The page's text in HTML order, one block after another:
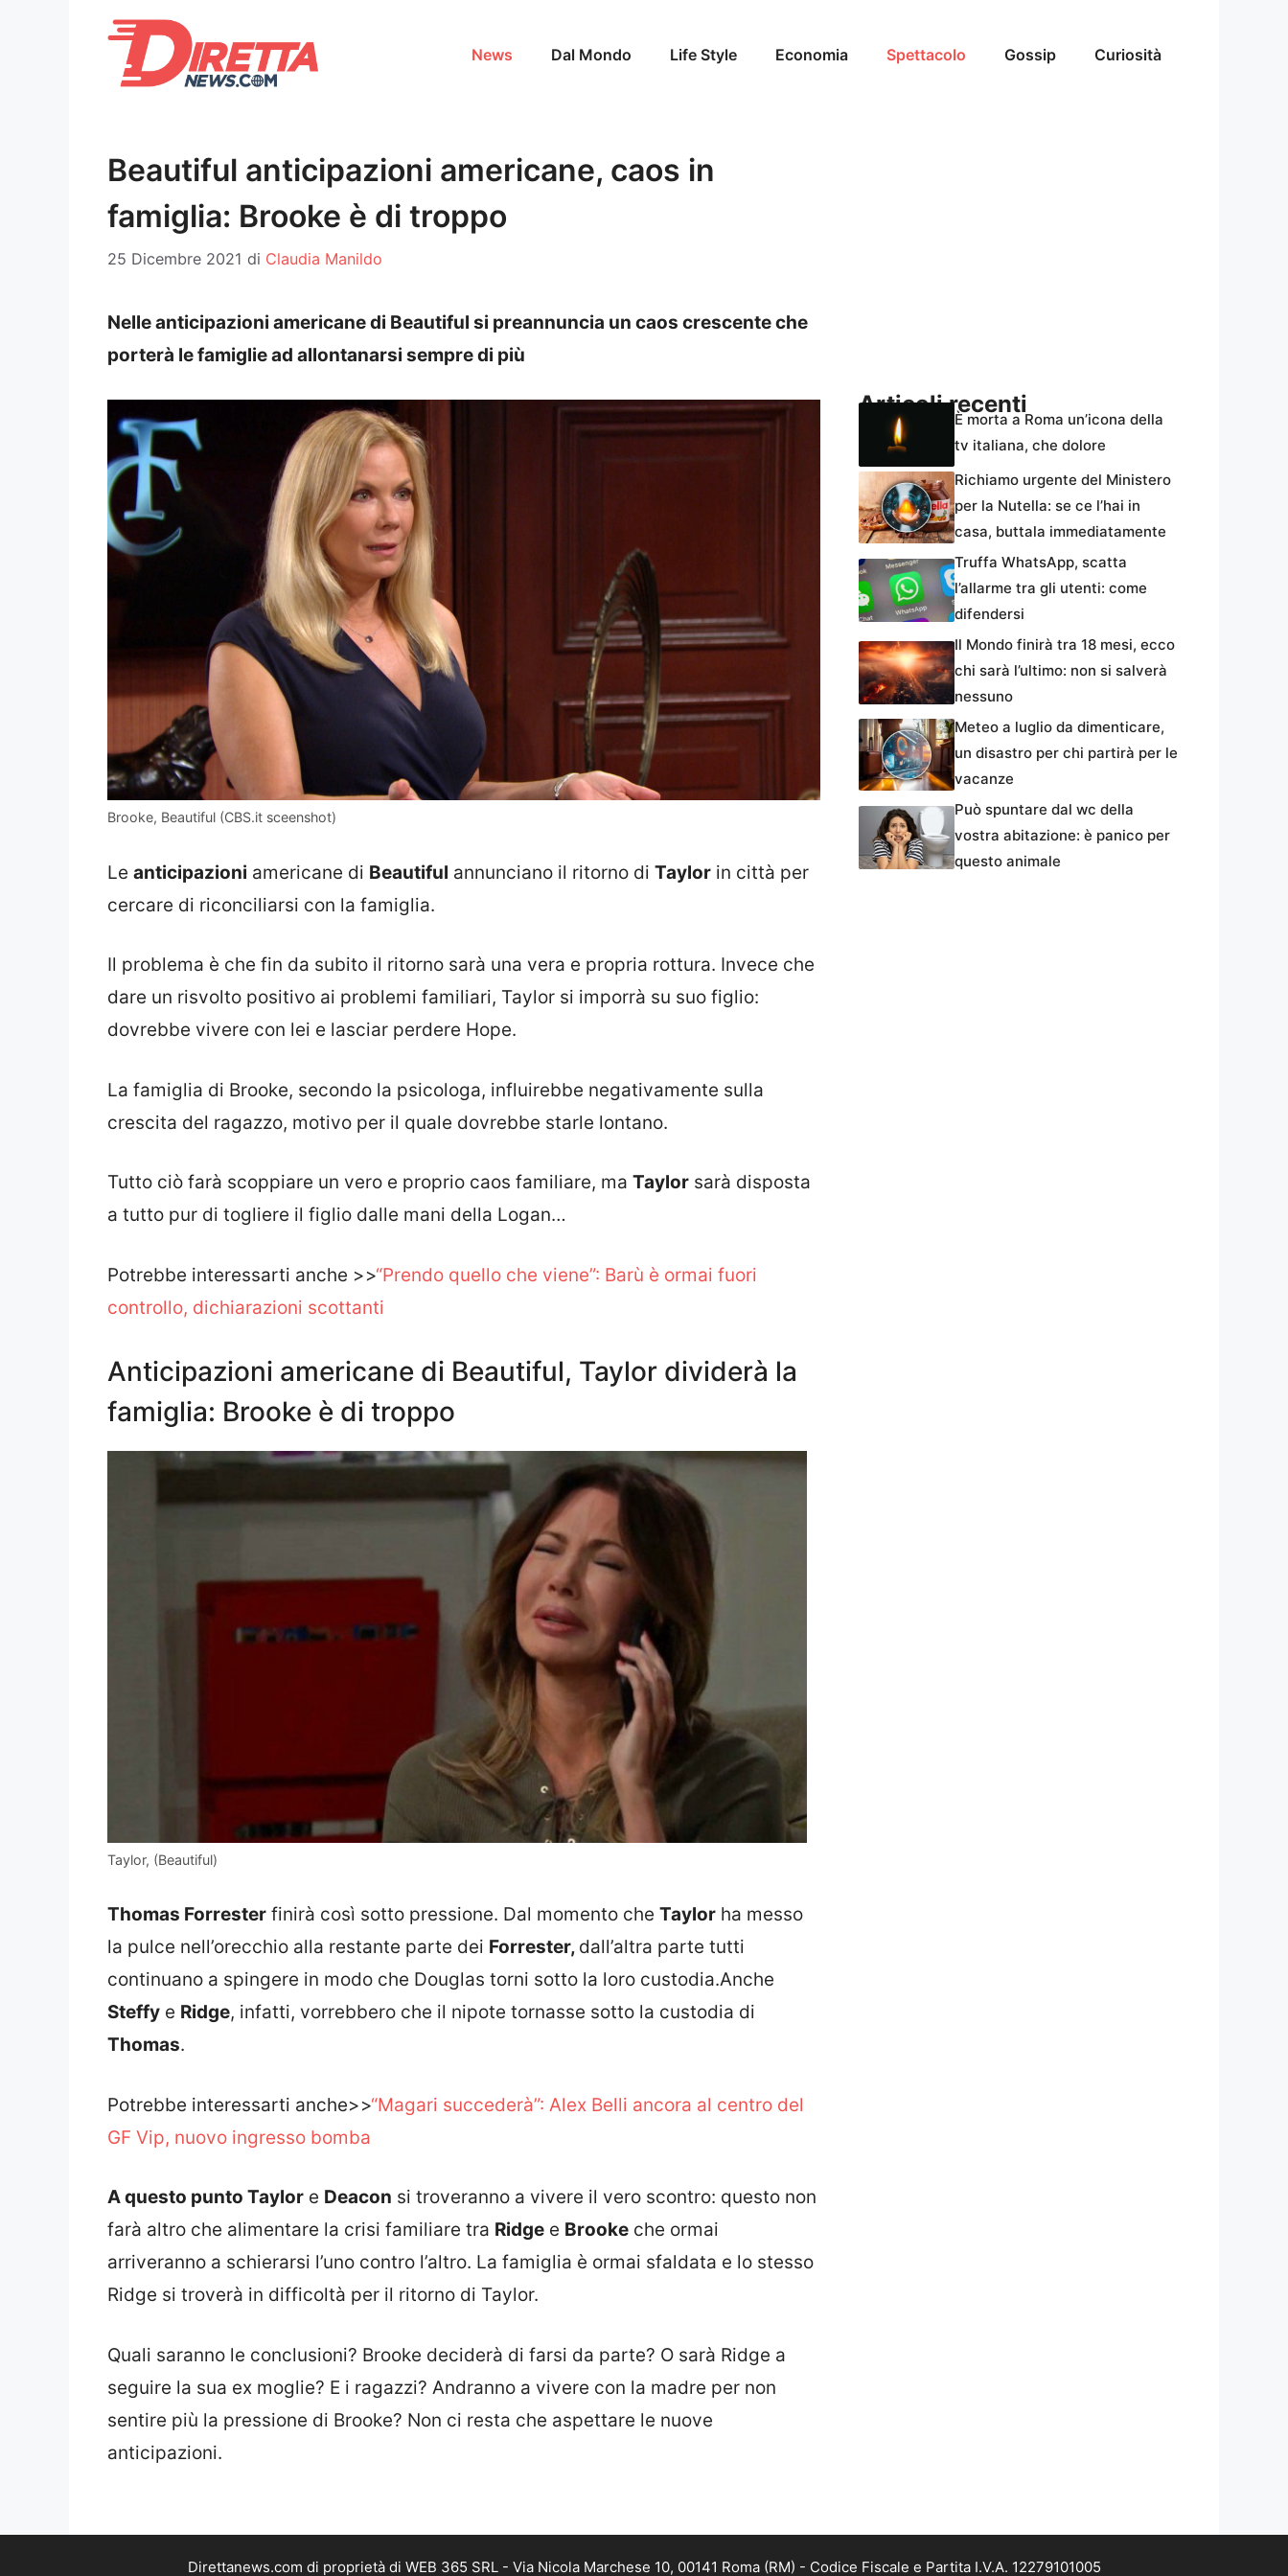
News Dal Mondo Life Style Economia Spettacolo Gossip Curiosità
Beautiful anticipazioni americane, caos in
famiglia: Brooke è di troppo
25 Dicembre 2021 di Claudia Manildo
Nelle anticipazioni americane di Beautiful si preannuncia un caos crescente che
porterà le famiglie ad allontanarsi sempre di più
Brooke, Beautiful (CBS.it sceenshot)
Le anticipazioni americane di Beautiful annunciano il ritorno di Taylor in città per
cercare di riconciliarsi con la famiglia.
Il problema è che fin da subito il ritorno sarà una vera e propria rottura. Invece che
dare un risvolto positivo ai problemi familiari, Taylor si imporrà su suo figlio:
dovrebbe vivere con lei e lasciar perdere Hope.
La famiglia di Brooke, secondo la psicologa, influirebbe negativamente sulla
crescita del ragazzo, motivo per il quale dovrebbe starle lontano.
Tutto ciò farà scoppiare un vero e proprio caos familiare, ma Taylor sarà disposta
a tutto pur di togliere il figlio dalle mani della Logan…
Potrebbe interessarti anche >>“Prendo quello che viene”: Barù è ormai fuori
controllo, dichiarazioni scottanti
Anticipazioni americane di Beautiful, Taylor dividerà la
famiglia: Brooke è di troppo
Taylor, (Beautiful)
Thomas Forrester finirà così sotto pressione. Dal momento che Taylor ha messo
la pulce nell’orecchio alla restante parte dei Forrester, dall’altra parte tutti
continuano a spingere in modo che Douglas torni sotto la loro custodia.Anche
Steffy e Ridge, infatti, vorrebbero che il nipote tornasse sotto la custodia di
Thomas.
Potrebbe interessarti anche>>“Magari succederà”: Alex Belli ancora al centro del
GF Vip, nuovo ingresso bomba
A questo punto Taylor e Deacon si troveranno a vivere il vero scontro: questo non
farà altro che alimentare la crisi familiare tra Ridge e Brooke che ormai
arriveranno a schierarsi l’uno contro l’altro. La famiglia è ormai sfaldata e lo stesso
Ridge si troverà in difficoltà per il ritorno di Taylor.
Quali saranno le conclusioni? Brooke deciderà di farsi da parte? O sarà Ridge a
seguire la sua ex moglie? E i ragazzi? Andranno a vivere con la madre per non
sentire più la pressione di Brooke? Non ci resta che aspettare le nuove
anticipazioni.
Articoli recenti
È morta a Roma un’icona della
tv italiana, che dolore
Richiamo urgente del Ministero
per la Nutella: se ce l’hai in
casa, buttala immediatamente
Truffa WhatsApp, scatta
l’allarme tra gli utenti: come
difendersi
Il Mondo finirà tra 18 mesi, ecco
chi sarà l’ultimo: non si salverà
nessuno
Meteo a luglio da dimenticare,
un disastro per chi partirà per le
vacanze
Può spuntare dal wc della
vostra abitazione: è panico per
questo animale
Direttanews.com di proprietà di WEB 365 SRL - Via Nicola Marchese 10, 00141 Roma (RM) - Codice Fiscale e Partita I.V.A. 12279101005